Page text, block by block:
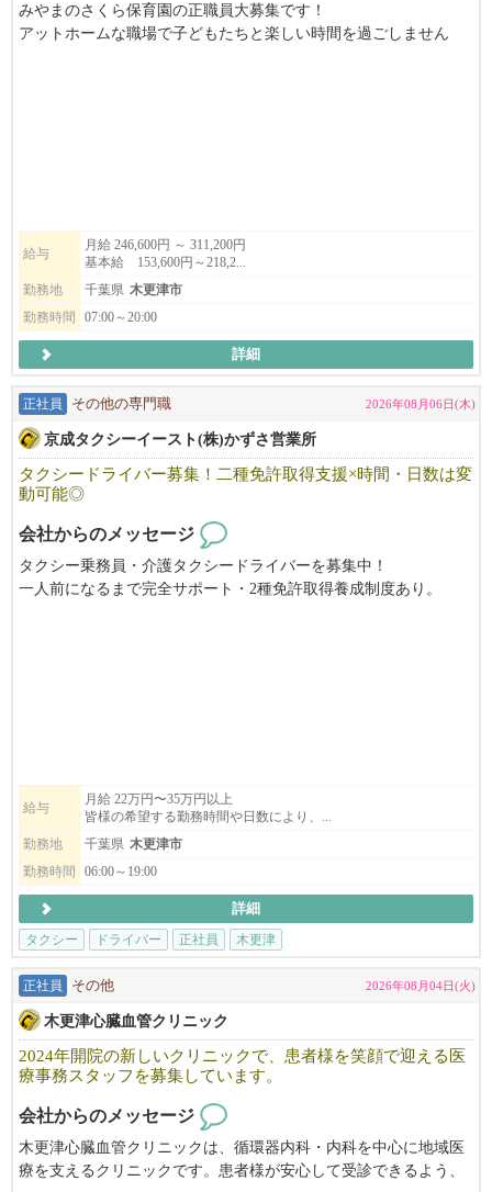
みやまのさくら保育園の正職員大募集です！
アットホームな職場で子どもたちと楽しい時間を過ごしません
給与
月給 246,600円 ～ 311,200円
基本給 153,600円～218,2...
勤務地
千葉県 木更津市
勤務時間
07:00～20:00
詳細
正社員 その他の専門職 2026年08月06日(木)
京成タクシーイースト(株)かずさ営業所
タクシードライバー募集！二種免許取得支援×時間・日数は変
動可能◎
会社からのメッセージ
タクシー乗務員・介護タクシードライバーを募集中！
一人前になるまで完全サポート・2種免許取得養成制度あり。
入社祝金などの給与保障制度も充実しています。
京成タクシーかずさでは、未経験者の方でも安心して働ける環境
が整っています。
働く上で、不安に思うことに「道がわからない」や「お客様の対
応がわからない」などがありますが
会社説明会は木更津・袖ケ浦・館山等でも随時開催中！ ※公民
館のご都合により中止になる可能性がございます。
スケジュールはこちらからご確認いただけます。詳しくはご覧く
https://www.keiseitaxi.jp/kazusa/session_schedule/
給与
月給 22万円〜35万円以上
皆様の希望する勤務時間や日数により、...
勤務地
千葉県 木更津市
勤務時間
06:00～19:00
詳細
タクシー
ドライバー 正社員 木更津
正社員 その他 2026年08月04日(火)
木更津心臓血管クリニック
2024年開院の新しいクリニックで、患者様を笑顔で迎える医
療事務スタッフを募集しています。
会社からのメッセージ
木更津心臓血管クリニックは、循環器内科・内科を中心に地域医
療を支えるクリニックです。患者様が安心して受診できるよう、